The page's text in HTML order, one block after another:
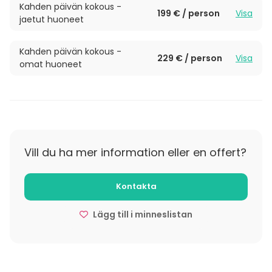
Kahden päivän kokous -
jaetut huoneet
199 € / person Visa
Kahden päivän kokous -
omat huoneet
229 € / person Visa
Vill du ha mer information eller en offert?
Kontakta
Lägg till i minneslistan